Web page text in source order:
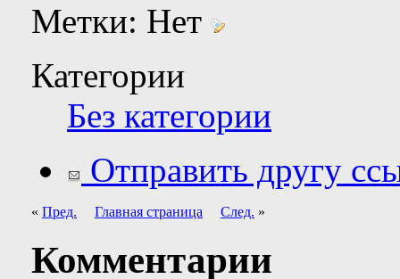
Метки: Нет
Категории
Без категории
Отправить другу
« Пред. Главная страница След. »
Комментарии